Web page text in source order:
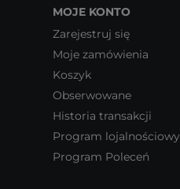
MOJE KONTO
Zarejestruj się
Moje zamówienia
Koszyk
Obserwowane
Historia transakcji
Program lojalnościowy
Program Poleceń